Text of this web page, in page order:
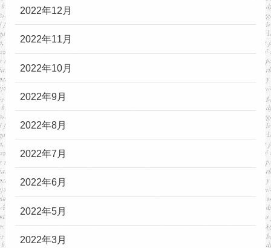
2022年12月
2022年11月
2022年10月
2022年9月
2022年8月
2022年7月
2022年6月
2022年5月
2022年3月